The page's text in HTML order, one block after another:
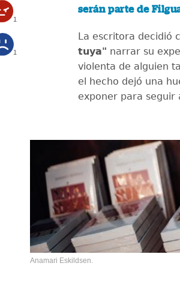
1
1
serán parte de
La escritora decidió
tuya" narrar su
violenta de alguien
el hecho dejó una
exponer para seguir
Anamari Eskildsen.